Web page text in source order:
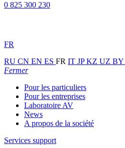
0 825 300 230
FR
RU CN EN ES FR IT JPKZ UZ BY
Fermer
Pour les particuliers
Pour les entreprises
Laboratoire AV
News
A propos de la société
Services support